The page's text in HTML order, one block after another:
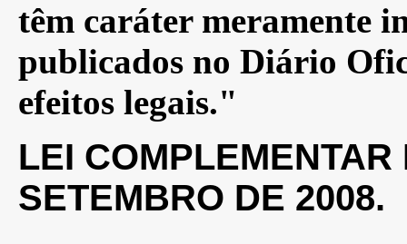
têm caráter meramente
publicados no Diário
efeitos legais."
LEI COMPLEMENTAR
SETEMBRO DE 2008.